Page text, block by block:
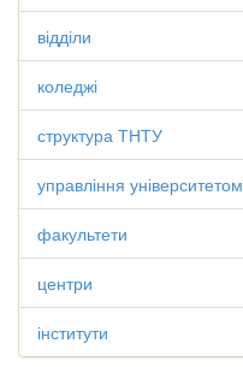
відділи
коледжі
структура ТНТУ
управління університетом
факультети
центри
інститути